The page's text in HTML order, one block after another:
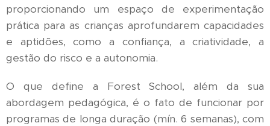
proporcionando um espaço de experimentação
prática para as crianças aprofundarem capacidades
e aptidões, como a confiança, a criatividade, a
gestão do risco e a autonomia.
O que define a Forest School, além da sua
abordagem pedagógica, é o fato de funcionar por
programas de longa duração (mín. 6 semanas), com